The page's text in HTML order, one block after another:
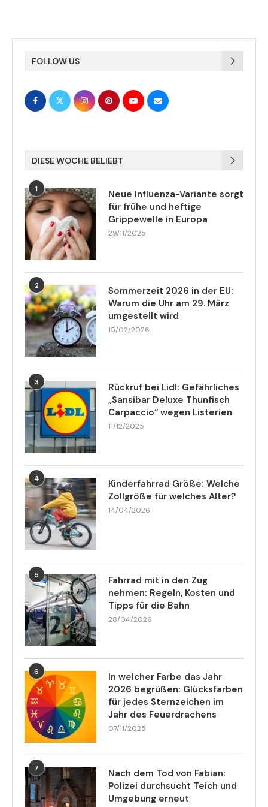
FOLLOW US
DIESE WOCHE BELIEBT
1
Neue Influenza-Variante sorgt
für frühe und heftige
Grippewelle in Europa
29/11/2025
2
Sommerzeit 2026 in der EU:
Warum die Uhr am 29. März
umgestellt wird
15/02/2026
3
Rückruf bei Lidl: Gefährliches
„Sansibar Deluxe Thunfisch
Carpaccio“ wegen Listerien
11/12/2025
4
Kinderfahrrad Größe: Welche
Zollgröße für welches Alter?
14/04/2026
5
Fahrrad mit in den Zug
nehmen: Regeln, Kosten und
Tipps für die Bahn
28/04/2026
6
In welcher Farbe das Jahr
2026 begrüßen: Glücksfarben
für jedes Sternzeichen im
Jahr des Feuerdrachens
07/11/2025
7
Nach dem Tod von Fabian:
Polizei durchsucht Teich und
Umgebung erneut